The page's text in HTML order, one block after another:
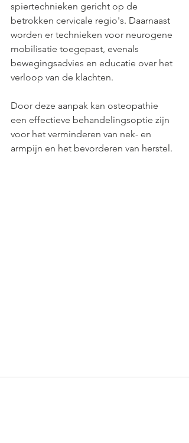
spiertechnieken gericht op de
betrokken cervicale regio's. Daarnaast
worden er technieken voor neurogene
mobilisatie toegepast, evenals
bewegingsadvies en educatie over het
verloop van de klachten.
Door deze aanpak kan osteopathie
een effectieve behandelingsoptie zijn
voor het verminderen van nek- en
armpijn en het bevorderen van herstel.